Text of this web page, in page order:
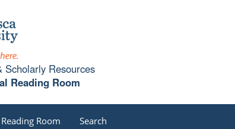
Scholarly Resources
Reading Room
Room Search